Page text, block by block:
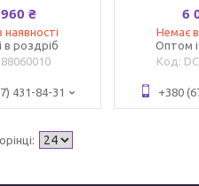
₴
наявності
в роздріб
431-84-31
6
Немає в
Оптом
+380